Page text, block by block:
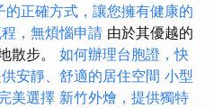
的正確方式，讓您擁有健康的
，無煩惱申請 由於其優越的
散步。 如何辦理台胞證，快
安靜、舒適的居住空間 小型
美選擇 新竹外燴，提供獨特